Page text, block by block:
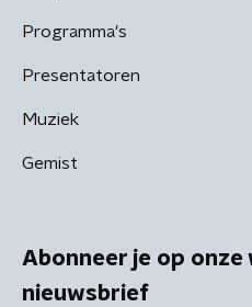
Programma's
Presentatoren
Muziek
Gemist
Abonneer je op onze
nieuwsbrief